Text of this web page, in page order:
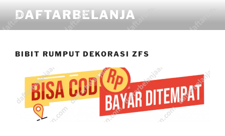
DAFTARBELANJA
BIBIT RUMPUT DEKORASI ZFS